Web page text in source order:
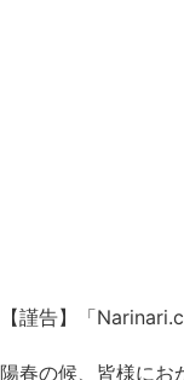
【謹告】「
陽春の候、皆様にお